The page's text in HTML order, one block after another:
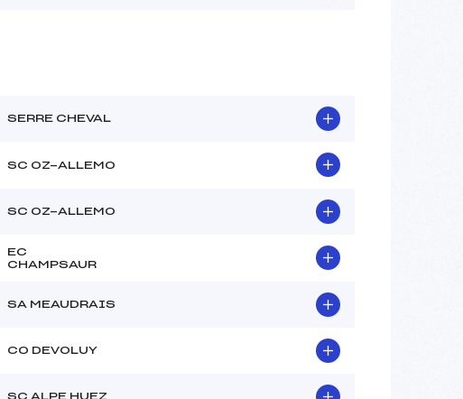
SERRE CHEVAL
SC OZ-ALLEMO
SC OZ-ALLEMO
EC
CHAMPSAUR
SA MEAUDRAIS
CO DEVOLUY
SC ALPE HUEZ